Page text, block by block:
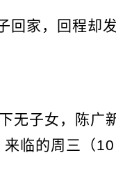
回家，回程却
无子女，陈广
临的周三（